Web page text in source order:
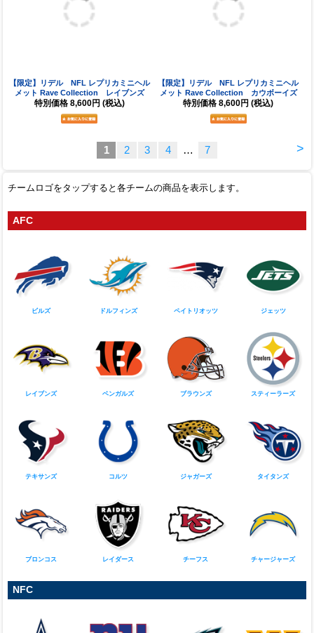
ニューエラ NFL キャップ
9TWENTY コアクラシック ライオン
ズ（ブラック）
ニューエラ NFL キャップ
9TWENTY コアクラシック ビルズ
（ブルー）
メット Rave Collection レイブンズ
>
1 2 … 7
チームロゴをタップすると各チームの商品を表示します。
AFC
ビルズ ドルフィンズ ペイトリオッツ ジェッツ
レイブンズ ベンガルズ ブラウンズ スティーラーズ
テキサンズ コルツ ジャガーズ タイタンズ